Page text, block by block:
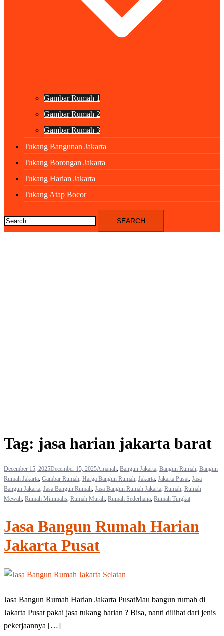
Gambar Rumah 1
Gambar Rumah 2
Gambar Rumah 3
Tukang Bangunan Jakarta
Tukang Borongan Jakarta
Tukang Harian Jakarta
Tukang Atap Bocor
Search
for:
Tag: jasa harian jakarta barat
December 15, 2025December 15, 2025Amanah, Bangun Jakarta, Bangun Rumah, Bangun
Rumah Jakarta, Gambar Rumah, Harga Bangun Rumah, Jakarta, Jakarta Pusat, Jasa
Bangun Jakarta, Jasa Bangun Rumah, Jasa Bangun Rumah Jakarta, Rumah, Rumah
Mewah, Rumah Minimalis, Rumah Murah, Rumah Sederhana, Rumah Tingkat
Jasa Bangun Rumah Harian
Jakarta Pusat
Jasa Bangun Rumah Harian Jakarta PusatMau bangun rumah di
Jakarta Pusat pakai jasa tukang harian ? Bisa, nanti dilihat dari jenis
pekerjaannya […]